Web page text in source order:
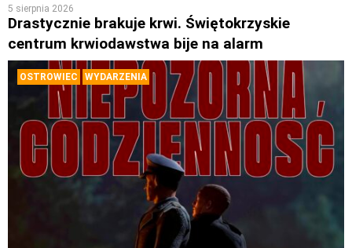
5 sierpnia 2026
Drastycznie brakuje krwi. Świętokrzyskie
centrum krwiodawstwa bije na alarm
OSTROWIEC WYDARZENIA